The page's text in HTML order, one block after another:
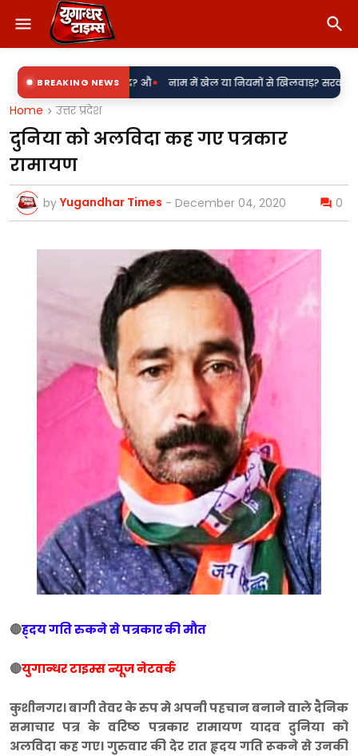
BREAKING NEWS
उपकेंद्र? औ• नाम में खेल या नियमों से खिलवाड़? सरकारी शिलापट्टों पर
Home उत्तर प्रदेश
दुनिया को अलविदा कह गए पत्रकार
रामायण
by Yugandhar Times - December 04, 2020 0
🔴ह्दय गति रुकने से पत्रकार की मौत
🔴युगान्धर टाइम्स न्यूज नेटवर्क
कुशीनगर। बागी तेवर के रुप मे अपनी पहचान बनाने वाले दैनिक
समाचार पत्र के वरिष्ठ पत्रकार रामायण यादव दुनिया को
अलविदा कह गए। गुरुवार की देर रात हृदय गति रूकने से उनकी